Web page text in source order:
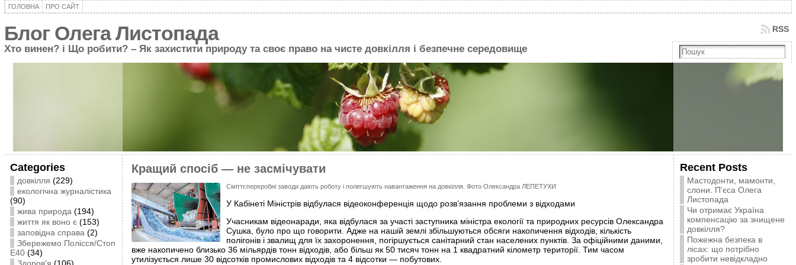
ГОЛОВНА ПРО САЙТ
Блог Олега Листопада
Хто винен? і Що робити? – Як захистити природу та своє право на чисте довкілля і безпечне середовище
RSS
Categories
довкілля (229)
екологічна журналістика
(90)
жива природа (194)
життя як воно є(153)
заповідна справа (2)
Збережемо Полісся/Стоп
Е40(34)
Кращий спосіб — не засмічувати
Сміттєпереробні заводи дають роботу і полегшують навантаження на довкілля. Фото Oлександра ЛЕПЕТУХИ
У Кабінеті Міністрів відбулася відеоконференція щодо розв’язання проблеми з відходами
Учасникам відеонаради, яка відбулася за участі заступника міністра екології та природних ресурсів Олександра
Сушка, було про що говорити. Адже на нашій землі збільшуються обсяги накопичення відходів, кількість
полігонів і звалищ для їх захоронення, погіршується санітарний стан населених пунктів. За офіційними даними,
вже накопичено близько 36 мільярдів тонн відходів, або більш як 50 тисяч тонн на 1 квадратний кілометр території. Тим часом
утилізується лише 30 відсотків промислових відходів та 4 відсотки — побутових.
Recent Posts
Мастодонти, мамонти,
слони. П’єса Олега
Листопада
Чи отримає Україна
компенсацію за знищене
довкілля?
Пожежна безпека в
лісах: що потрібно
зробити невідкладно